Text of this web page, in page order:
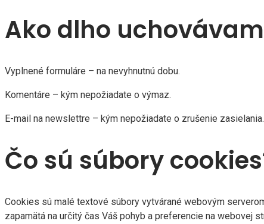
Ako dlho
Vyplnené formuláre – na nevyhnutnú dobu.
Komentáre – kým nepožiadate o výmaz.
E-mail na newslettre – kým nepožiadate o zrušenie zasielania.
Čo sú súbory
Cookies sú malé textové súbory vytvárané webovým
zapamätá na určitý čas Váš pohyb a preferencie na webovej